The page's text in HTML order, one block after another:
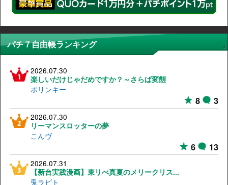
パチ７自由帳ランキング
2026.07.30
楽しいだけじゃだめですか？～さらば変態
ポリンキー
8 3
2026.07.30
リーマンスロッターの夢
こんヴ
6 13
2026.07.31
【新台実践漫画】東リべ真夏のメリークリス...
兎ラビト